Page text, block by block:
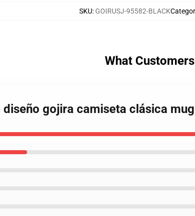
SKU: GOIRUSJ-95582-BLACK
What
gojira camiseta clásica